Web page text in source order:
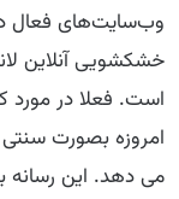
وب‌سایت‌های فعال
خشکشویی آنلاین
است. فعلا در
امروزه بصورت
می دهد. این